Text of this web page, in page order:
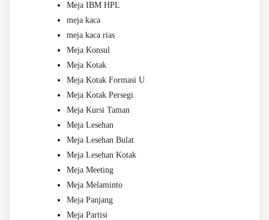
Meja IBM HPL
meja kaca
meja kaca rias
Meja Konsul
Meja Kotak
Meja Kotak Formasi U
Meja Kotak Persegi
Meja Kursi Taman
Meja Lesehan
Meja Lesehan Bulat
Meja Lesehan Kotak
Meja Meeting
Meja Melaminto
Meja Panjang
Meja Partisi